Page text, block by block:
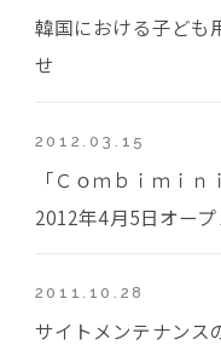
韓国における子ども
せ
2012.03.15
「Ｃｏｍｂｉｍｉｎ
2012年4月5日オープ
2011.10.28
サイトメンテナンス